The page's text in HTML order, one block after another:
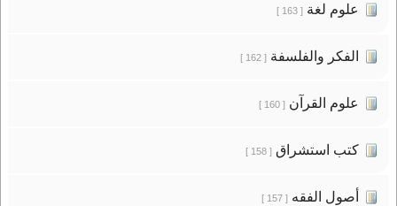
علوم لغة[ 163 ]
الفكر والفلسفة[ 162 ]
علوم القرآن[ 160 ]
كتب استشراق[ 158 ]
أصول الفقه[ 157 ]